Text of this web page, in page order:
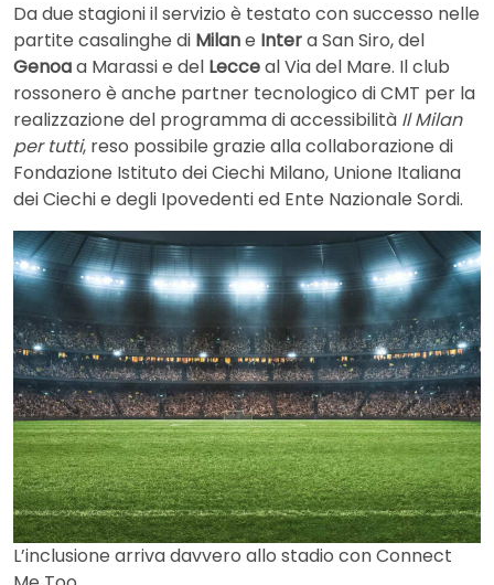
Da due stagioni il servizio è testato con successo nelle
partite casalinghe di Milane Intera San Siro, del
Genoaa Marassi e del Lecceal Via del Mare. Il club
rossonero è anche partner tecnologico di CMT per la
realizzazione del programma di accessibilità Il Milan
per tutti, reso possibile grazie alla collaborazione di
Fondazione Istituto dei Ciechi Milano, Unione Italiana
dei Ciechi e degli Ipovedenti ed Ente Nazionale Sordi.
L’inclusione arriva davvero allo stadio con Connect